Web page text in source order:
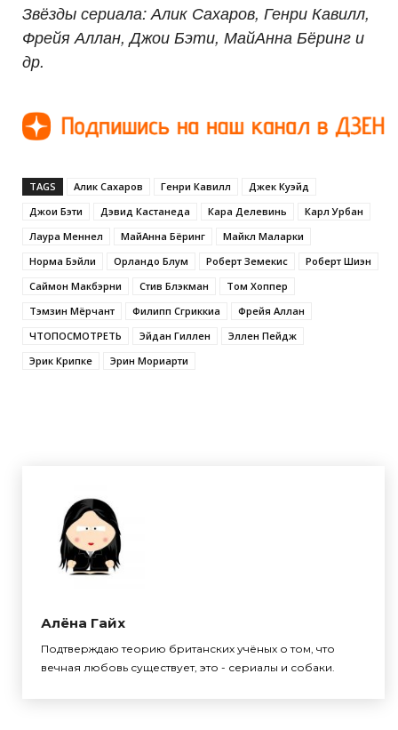
Звёзды сериала: Алик Сахаров, Генри Кавилл,
Фрейя Аллан, Джои Бэти, МайАнна Бёринг и
др.
TAGS Алик Сахаров Генри Кавилл
Джек Куэйд
Джои Бэти
Дэвид Кастанеда Кара Делевинь
Карл Урбан
Лаура Меннел
МайАнна Бёринг
Майкл Маларки
Норма Бэйли
Орландо Блум Роберт Земекис
Роберт Шиэн
Саймон Макбэрни
Стив Блэкман
Том Хоппер
Тэмзин Мёрчант
Филипп Сгриккиа
Фрейя Аллан
ЧТОПОСМОТРЕТЬ
Эйдан Гиллен
Эллен Пейдж
Эрик Крипке
Эрин Мориарти
Алёна Гайх
Подтверждаю теорию британских учёных о том, что
вечная любовь существует, это - сериалы и собаки.